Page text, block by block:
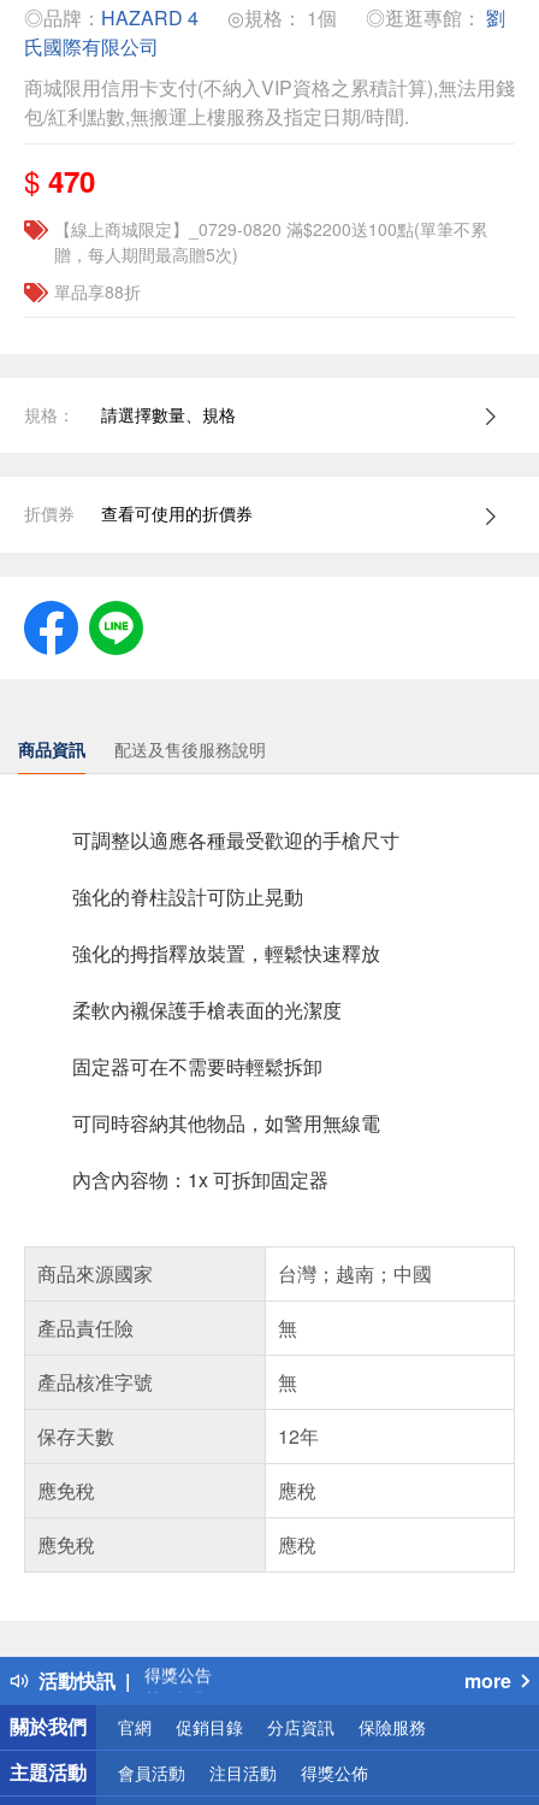
◎品牌： HAZARD 4 ◎規格： 1個 ◎逛逛專館： 劉
氏國際有限公司
商城限用信用卡支付(不納入VIP資格之累積計算),無法用錢
包/紅利點數,無搬運上樓服務及指定日期/時間.
$ 470
【線上商城限定】_0729-0820 滿$2200送100點(單筆不累
贈，每人期間最高贈5次)
單品享88折
規格： 請選擇數量、規格
折價券 查看可使用的折價券
商品資訊 配送及售後服務說明
可調整以適應各種最受歡迎的手槍尺寸
強化的脊柱設計可防止晃動
強化的拇指釋放裝置，輕鬆快速釋放
柔軟內襯保護手槍表面的光潔度
固定器可在不需要時輕鬆拆卸
可同時容納其他物品，如警用無線電
內含內容物：1x 可拆卸固定器
商品來源國家
台灣；越南；中國
產品責任險
無
產品核准字號
無
保存天數
12年
應免稅
應稅
應免稅
應稅
活動快訊
得獎公告
熱門話題
銀行優惠
偏遠地區配送
詐騙網頁！請小心！
more
關於我們
官網 促銷目錄 分店資訊 保險服務
主題活動 會員活動 注目活動 得獎公佈